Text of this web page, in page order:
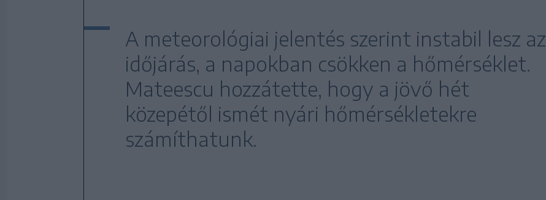
A meteorológiai jelentés szerint instabil lesz az
időjárás, a napokban csökken a hőmérséklet.
Mateescu hozzátette, hogy a jövő hét
közepétől ismét nyári hőmérsékletekre
számíthatunk.